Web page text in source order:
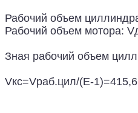
Рабочий объем
Рабочий объем мотора:
Зная рабочий объем
Vкс=Vраб.цил/(E-